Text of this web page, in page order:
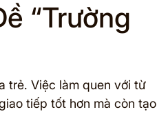
“Trường
trẻ. Việc làm quen với từ
tiếp tốt hơn mà còn tạo